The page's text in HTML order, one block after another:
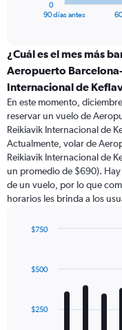
categories.
Range:
91
categories.
The
chart
has
1
Y
axis
displaying
values.
to
90 días antes
0
¿Cuál es el mes más
Aeropuerto
Internacional de
En este momento,
reservar un vuelo de
Reikiavik Internacional de
Actualmente, volar de
Reikiavik Internacional de
un promedio de $690).
de un vuelo, por lo que
horarios les brinda a los
with
12
The
$250
$500
$750